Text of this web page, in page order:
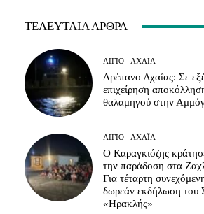
ΤΕΛΕΥΤΑΊΑ ΆΡΘΡΑ
ΑΊΓΙΟ - ΑΧΑΪ́Α
Δρέπανο Αχαΐας: Σε
επιχείρηση
θαλαμηγού στην
ΑΊΓΙΟ - ΑΧΑΪ́Α
Ο Καραγκιόζης
την παράδοση στα
Για τέταρτη
δωρεάν εκδήλωση του
«Ηρακλής»